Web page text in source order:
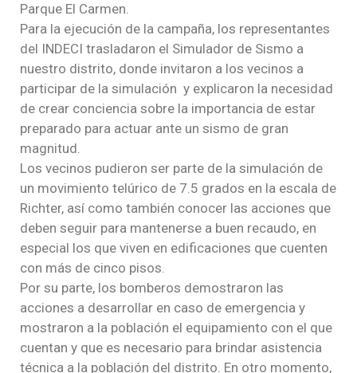
Parque El Carmen.
Para la ejecución de la campaña, los representantes
del INDECI trasladaron el Simulador de Sismo a
nuestro distrito, donde invitaron a los vecinos a
participar de la simulación y explicaron la necesidad
de crear conciencia sobre la importancia de estar
preparado para actuar ante un sismo de gran
magnitud.
Los vecinos pudieron ser parte de la simulación de
un movimiento telúrico de 7.5 grados en la escala de
Richter, así como también conocer las acciones que
deben seguir para mantenerse a buen recaudo, en
especial los que viven en edificaciones que cuenten
con más de cinco pisos.
Por su parte, los bomberos demostraron las
acciones a desarrollar en caso de emergencia y
mostraron a la población el equipamiento con el que
cuentan y que es necesario para brindar asistencia
técnica a la población del distrito. En otro momento,